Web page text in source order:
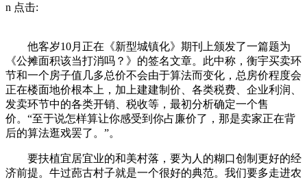
n 点击:
他客岁10月正在《新型城镇化》期刊上颁发了一篇题为
《公摊面积该当打消吗？》的签名文章。此中称，衡宇买卖环
节和一个房子值几多总价不会由于算法而变化，总房价程度会
正在楼面地价根本上，加上建建制价、各类税费、企业利润、
发卖环节中的各类开销、税收等，最初分析确定一个售
价。“至于说怎样算让你感受到你占廉价了，那是卖家正在背
后的算法逛戏罢了。”。
要扶植宜居宜业的和美村落，要为人的糊口创制更好的经
济前提。牛过蓢古村子就是一个很好的典范。我们要多走进农